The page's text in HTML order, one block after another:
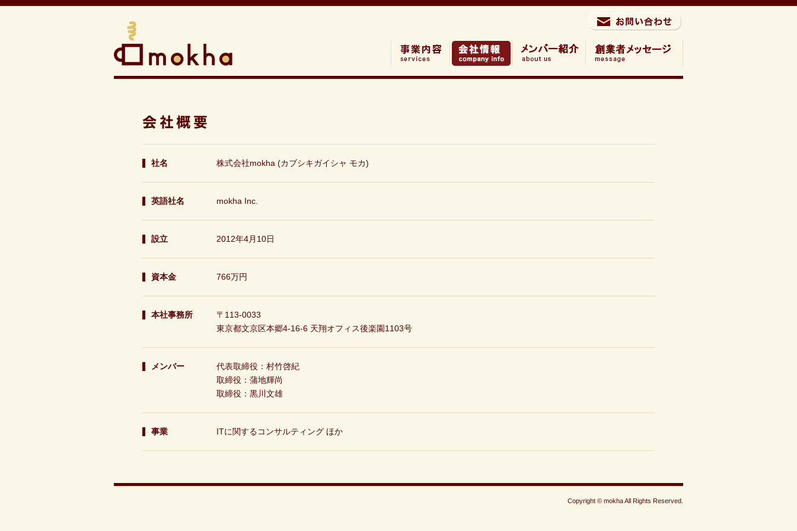
社名 株式会社mokha (カブシキガイシャ モカ)
英語社名 mokha Inc.
設立 2012年4月10日
資本金 766万円
本社事務所 〒 113-0033
東京都文京区本郷4-16-6 天翔オフィス後楽園1103号
メンバー 代表取締役： 村竹啓紀
取締役：蒲地輝尚
取締役：黒川文雄
事業 ITに関するコンサルティング ほか
Copyright © mokha All Rights Reserved.